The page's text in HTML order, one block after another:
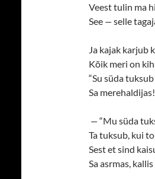
Veest tulin ma
See — selle
Ja kajak karjub
Kõik meri on
“Su süda
Sa
— “Mu süda
Ta tuksub, kui
Sest et sind
Sa asrmas, kallis